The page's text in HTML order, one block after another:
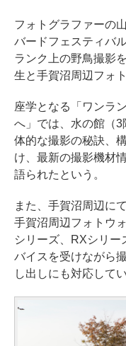
フォトグラファーの
バードフェスティバ
ランク上の野鳥撮影
生と手賀沼周辺フォ
座学となる「ワンラ
へ」では、水の館（
体的な撮影の秘訣、
け、最新の撮影機材
語られたという。
また、手賀沼周辺に
手賀沼周辺フォトウ
シリーズ、RXシリー
バイスを受けながら
し出しにも対応してい